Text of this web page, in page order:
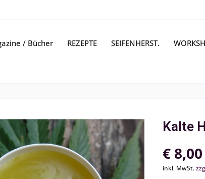
/ Bücher REZEPTE SEIFENHERST.
Kalte
€
inkl. MwSt.